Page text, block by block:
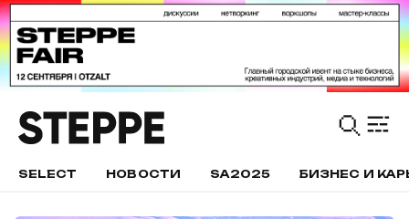
SELECT НОВОСТИ SA2025 БИЗНЕС И